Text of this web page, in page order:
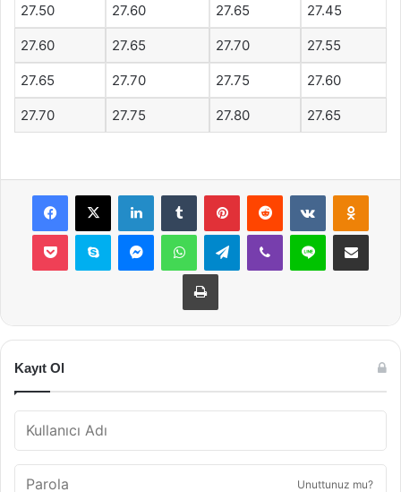
27.50 27.60 27.65 27.45
27.60 27.65 27.70 27.55
27.65 27.70 27.75 27.60
27.70 27.75 27.80 27.65
Facebook
X LinkedInTumblr PinterestReddit VKontakte
Pocket Skype MessengerWhatsAppTelegramViber Line E-Posta ile
Yazdır
Kayıt Ol
Unuttunuz mu?